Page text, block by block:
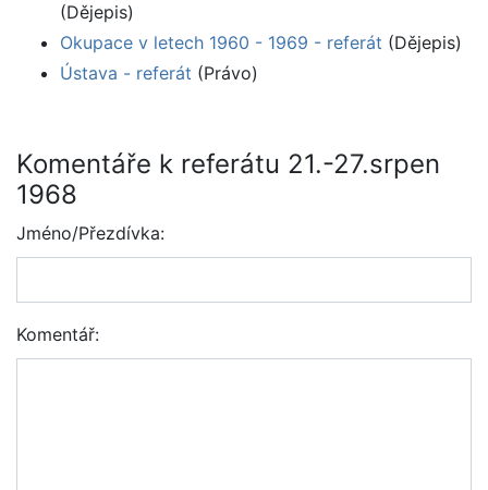
(Dějepis)
Okupace v letech 1960 - 1969 - referát (Dějepis)
Ústava - referát (Právo)
Komentáře k referátu 21.-27.srpen
1968
Jméno/Přezdívka:
Komentář: